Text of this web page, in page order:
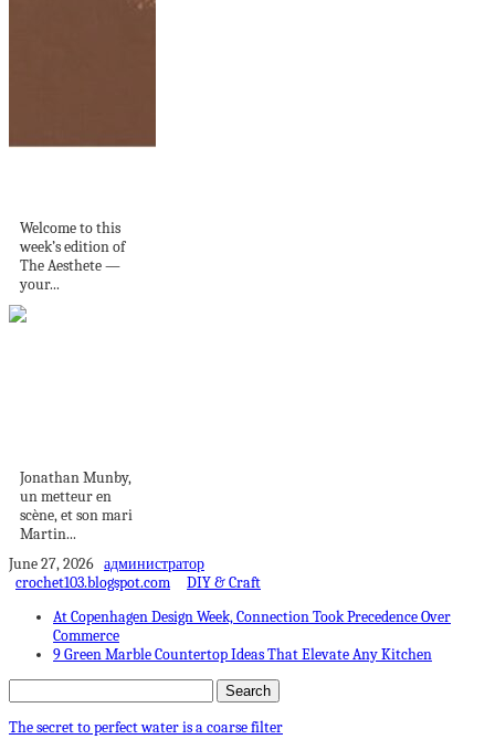
Welcome to this
week’s edition of
The Aesthete —
your...
Jonathan Munby,
un metteur en
scène, et son mari
Martin...
June 27, 2026 администратор
crochet103.blogspot.com
DIY & Craft
At Copenhagen Design Week, Connection Took Precedence Over
Commerce
9 Green Marble Countertop Ideas That Elevate Any Kitchen
The secret to perfect water is a coarse filter